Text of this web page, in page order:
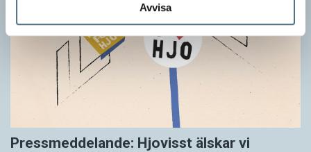
Avvisa
Pressmeddelande: Hjovisst älskar vi